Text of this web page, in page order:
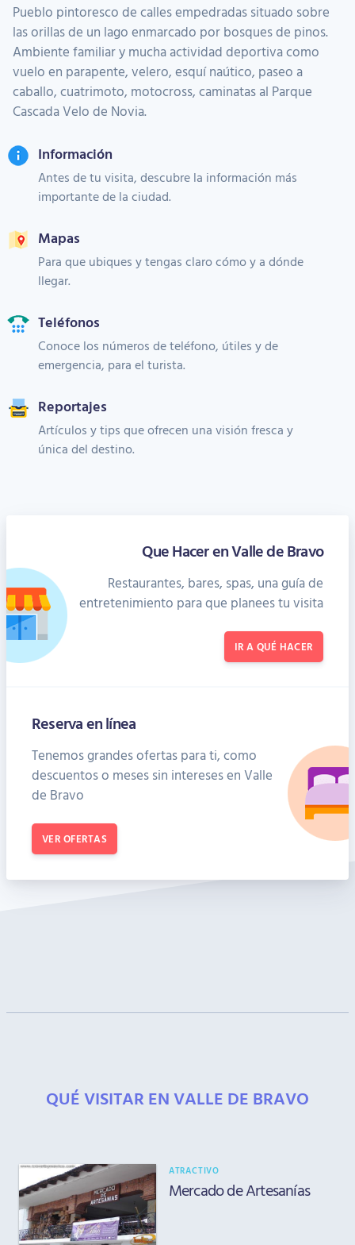
Pueblo pintoresco de calles empedradas situado sobre
las orillas de un lago enmarcado por bosques de pinos.
Ambiente familiar y mucha actividad deportiva como
vuelo en parapente, velero, esquí naútico, paseo a
caballo, cuatrimoto, motocross, caminatas al Parque
Cascada Velo de Novia.
Información
Antes de tu visita, descubre la información más
importante de la ciudad.
Mapas
Para que ubiques y tengas claro cómo y a dónde
llegar.
Teléfonos
Conoce los números de teléfono, útiles y de
emergencia, para el turista.
Reportajes
Artículos y tips que ofrecen una visión fresca y
única del destino.
Que Hacer en Valle de Bravo
Restaurantes, bares, spas, una guía de
entretenimiento para que planees tu visita
IR A QUÉ HACER
Reserva en línea
Tenemos grandes ofertas para ti, como
descuentos o meses sin intereses en Valle
de Bravo
VER OFERTAS
QUÉ VISITAR EN VALLE DE BRAVO
ATRACTIVO
Mercado de Artesanías